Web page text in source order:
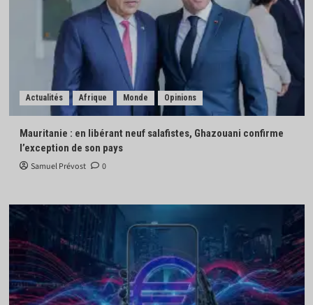
Actualités Afrique Monde Opinions
Mauritanie : en libérant neuf salafistes, Ghazouani confirme
l’exception de son pays
Samuel Prévost 0